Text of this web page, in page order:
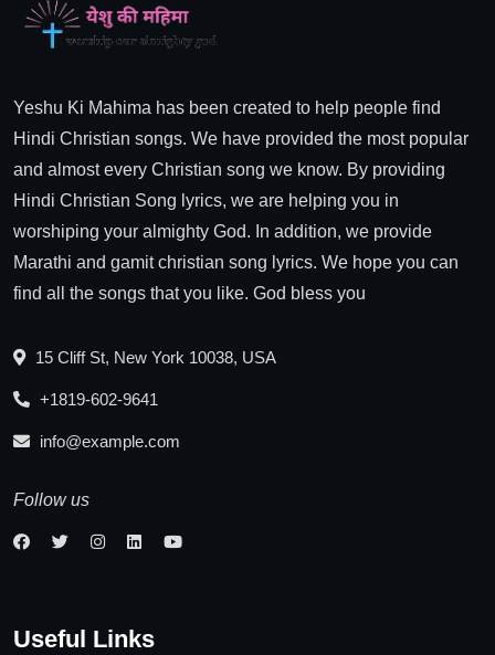
Yeshu Ki Mahima has been created to help people find
Hindi Christian songs. We have provided the most popular
and almost every Christian song we know. By providing
Hindi Christian Song lyrics, we are helping you in
worshiping your almighty God. In addition, we provide
Marathi and gamit christian song lyrics. We hope you can
find all the songs that you like. God bless you
15 Cliff St, New York 10038, USA
+1819-602-9641
info@example.com
Follow us
Useful Links